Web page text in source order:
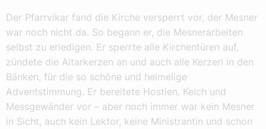
Der Pfarrvikar fand die Kirche versperrt vor, der Mesner
war noch nicht da. So begann er, die Mesnerarbeiten
selbst zu erledigen. Er sperrte alle Kirchentüren auf,
zündete die Altarkerzen an und auch alle Kerzerl in den
Bänken, für die so schöne und heimelige
Adventstimmung. Er bereitete Hostien, Kelch und
Messgewänder vor – aber noch immer war kein Mesner
in Sicht, auch kein Lektor, keine Ministrantin und schon